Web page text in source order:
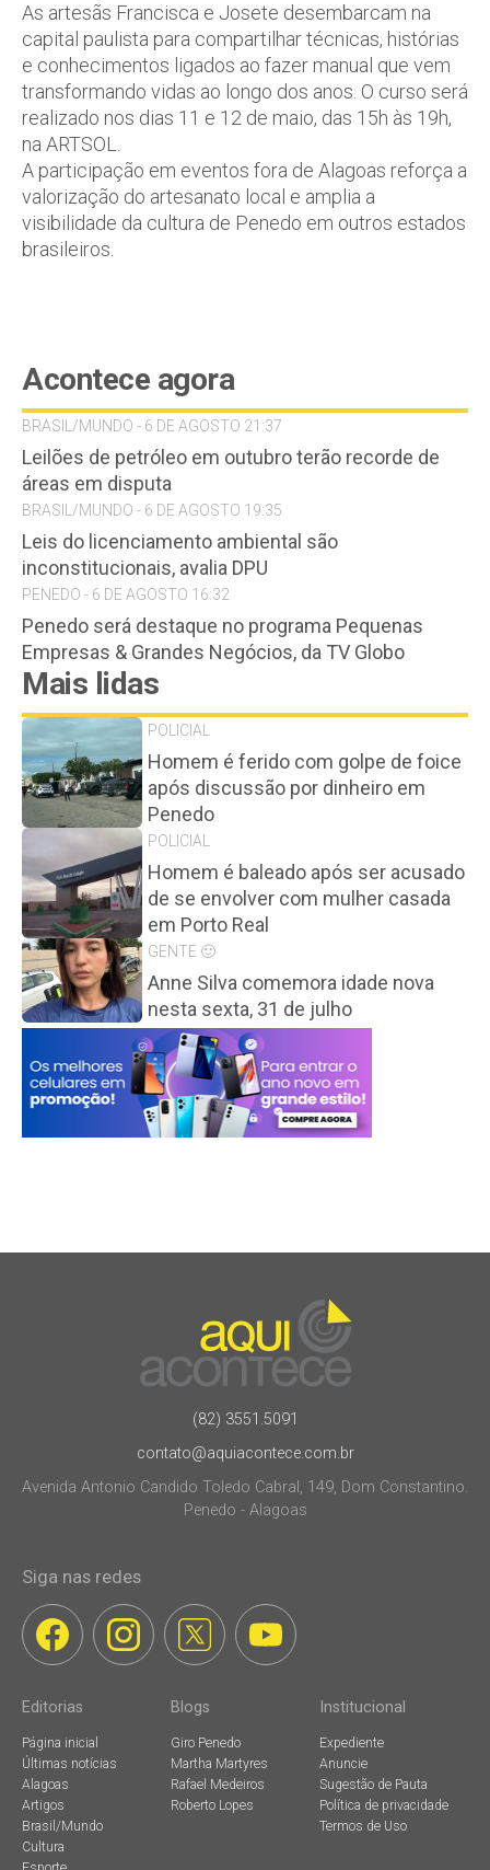
As artesãs Francisca e Josete desembarcam na
capital paulista para compartilhar técnicas, histórias
e conhecimentos ligados ao fazer manual que vem
transformando vidas ao longo dos anos. O curso será
realizado nos dias 11 e 12 de maio, das 15h às 19h,
na ARTSOL.
A participação em eventos fora de Alagoas reforça a
valorização do artesanato local e amplia a
visibilidade da cultura de Penedo em outros estados
brasileiros.
Acontece agora
BRASIL/MUNDO - 6 DE AGOSTO 21:37
Leilões de petróleo em outubro terão recorde de
áreas em disputa
BRASIL/MUNDO - 6 DE AGOSTO 19:35
Leis do licenciamento ambiental são
inconstitucionais, avalia DPU
PENEDO - 6 DE AGOSTO 16:32
Penedo será destaque no programa Pequenas
Empresas & Grandes Negócios, da TV Globo
Mais lidas
POLICIAL
Homem é ferido com golpe de foice
após discussão por dinheiro em
Penedo
POLICIAL
Homem é baleado após ser acusado
de se envolver com mulher casada
em Porto Real
GENTE 🙂
Anne Silva comemora idade nova
nesta sexta, 31 de julho
(82) 3551.5091
contato@aquiacontece.com.br
Avenida Antonio Candido Toledo Cabral, 149, Dom Constantino.
Penedo - Alagoas
Siga nas redes
Editorias
Página inicial
Últimas notícias
Alagoas
Artigos
Brasil/Mundo
Cultura
Blogs
Giro Penedo
Martha Martyres
Rafael Medeiros
Roberto Lopes
Institucional
Expediente
Anuncie
Sugestão de Pauta
Política de privacidade
Termos de Uso